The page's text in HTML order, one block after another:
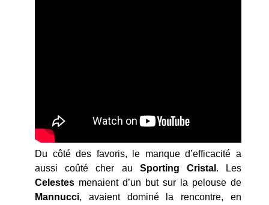
Du côté des favoris, le manque d’efficacité a
aussi coûté cher au Sporting Cristal . Les
Celestes menaient d’un but sur la pelouse de
Mannucci, avaient dominé la rencontre, en